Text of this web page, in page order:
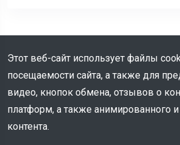
Этот веб-сайт использует файлы
посещаемости сайта, а также для
видео, кнопок обмена, отзывов о
платформ, а также анимированного и
контента.